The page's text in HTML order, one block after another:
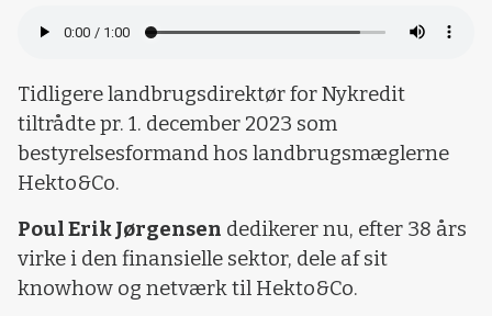
Tidligere landbrugsdirektør for Nykredit
tiltrådte pr. 1. december 2023 som
bestyrelsesformand hos landbrugsmæglerne
Hekto&Co.
Poul Erik Jørgensen dedikerer nu, efter 38 års
virke i den finansielle sektor, dele af sit
knowhow og netværk til Hekto&Co.